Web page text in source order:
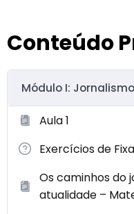
Conteúdo
Módulo I:
Aula 1
Exercícios de
Os caminhos do
atualidade –